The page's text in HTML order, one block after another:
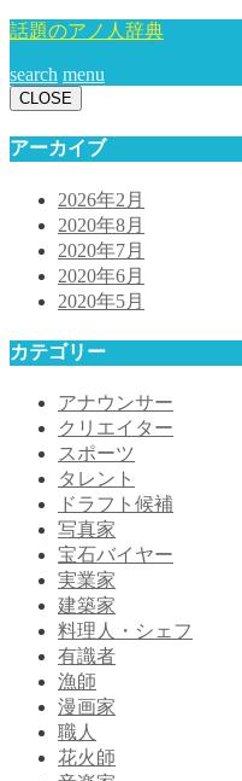
話題のアノ人辞典
search menu
CLOSE
アーカイブ
2026年2月
2020年8月
2020年7月
2020年6月
2020年5月
カテゴリー
アナウンサー
クリエイター
スポーツ
タレント
ドラフト候補
写真家
宝石バイヤー
実業家
建築家
料理人・シェフ
有識者
漁師
漫画家
職人
花火師